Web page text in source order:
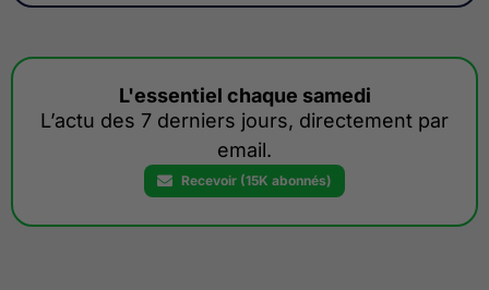
L'essentiel chaque samedi
L’actu des 7 derniers jours, directement par
email.
Recevoir (15K abonnés)